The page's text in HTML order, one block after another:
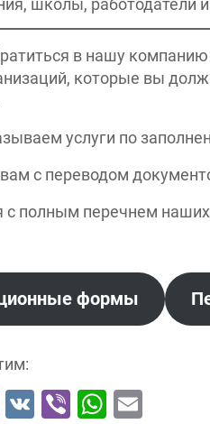
школы, работодатели и
в нашу
которые вы
услуги по
с переводом
с полным перечнем
формы
Telegram
VK Viber